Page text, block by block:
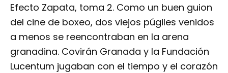
Efecto Zapata, toma 2. Como un buen guion
del cine de boxeo, dos viejos púgiles venidos
a menos se reencontraban en la arena
granadina. Covirán Granada y la Fundación
Lucentum jugaban con el tiempo y el corazón